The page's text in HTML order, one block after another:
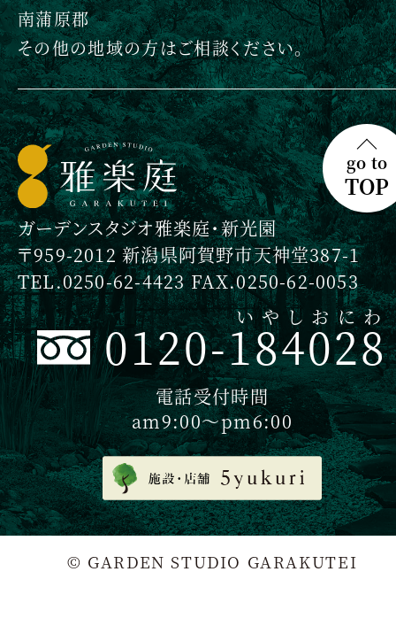
南蒲原郡
その他の地域の方はご相談ください。
ガーデンスタジオ雅楽庭・新光園
〒959-2012 新潟県阿賀野市天神堂387-1
TEL.0250-62-4423 FAX.0250-62-0053
0120-184028
いやしおにわ
電話受付時間
am9:00〜pm6:00
go to
TOP
© GARDEN STUDIO GARAKUTEI